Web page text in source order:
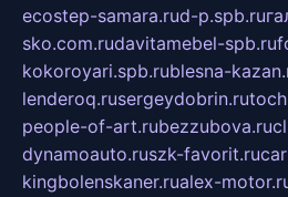
ecostep-samara.rud-p.spb.ru
sko.com.rudavitamebel-spb.ru
kokoroyari.spb.rublesna-
lenderoq.rusergeydobrin.ru
people-of-art.rubezzubova.ru
dynamoauto.ruszk-favorit.ru
kingbolenskaner.rualex-